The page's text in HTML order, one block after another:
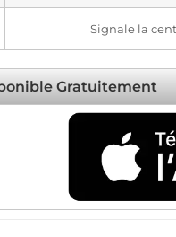
Signale la
Gratuitement